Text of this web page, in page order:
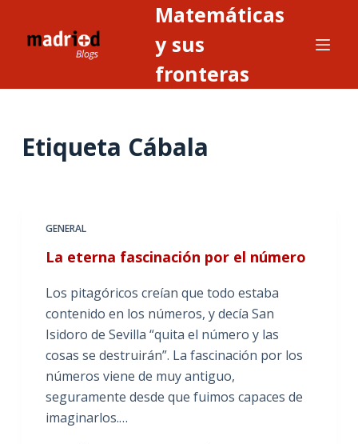
Matemáticas
y sus
fronteras
Etiqueta Cábala
GENERAL
La eterna fascinación por el número
Los pitagóricos creían que todo estaba
contenido en los números, y decía San
Isidoro de Sevilla “quita el número y las
cosas se destruirán”. La fascinación por los
números viene de muy antiguo,
seguramente desde que fuimos capaces de
imaginarlos.…